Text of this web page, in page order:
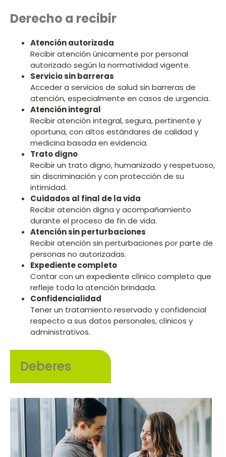
Derecho a recibir
Atención autorizada
Recibir atención únicamente por personal
autorizado según la normatividad vigente.
Servicio sin barreras
Acceder a servicios de salud sin barreras de
atención, especialmente en casos de urgencia.
Atención integral
Recibir atención integral, segura, pertinente y
oportuna, con altos estándares de calidad y
medicina basada en evidencia.
Trato digno
Recibir un trato digno, humanizado y respetuoso,
sin discriminación y con protección de su
intimidad.
Cuidados al final de la vida
Recibir atención digna y acompañamiento
durante el proceso de fin de vida.
Atención sin perturbaciones
Recibir atención sin perturbaciones por parte de
personas no autorizadas.
Expediente completo
Contar con un expediente clínico completo que
refleje toda la atención brindada.
Confidencialidad
Tener un tratamiento reservado y confidencial
respecto a sus datos personales, clínicos y
administrativos.
Deberes